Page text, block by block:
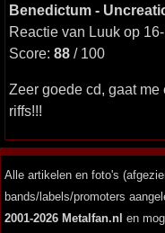
Benedictum -
Reactie van Luuk op
Score: 88 / 100
Zeer goede cd, gaat
riffs!!!
Alle artikelen en foto's
bands/labels/promoters
2001-2026 Metalfan.nl en